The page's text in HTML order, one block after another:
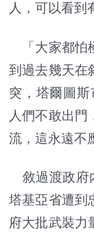
人，可以看到
「大家都怕
到過去幾天在
突，塔爾圖斯
人們不敢出門
流，這永遠不
敘過渡政府
塔基亞省遭到
府大批武裝力